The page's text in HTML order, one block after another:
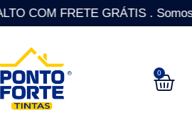
COM FRETE GRÁTIS .
0